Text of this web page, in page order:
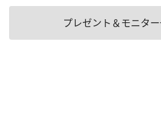
プレゼント＆モニタ